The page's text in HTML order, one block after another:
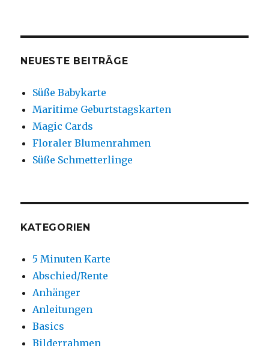
NEUESTE BEITRÄGE
Süße Babykarte
Maritime Geburtstagskarten
Magic Cards
Floraler Blumenrahmen
Süße Schmetterlinge
KATEGORIEN
5 Minuten Karte
Abschied/Rente
Anhänger
Anleitungen
Basics
Bilderrahmen